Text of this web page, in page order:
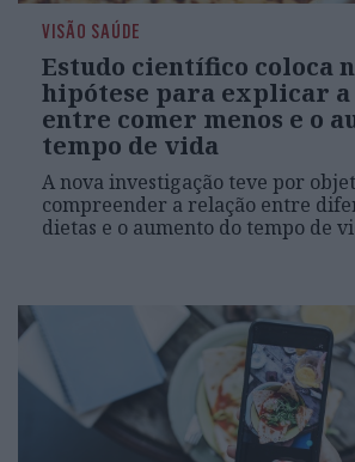
VISÃO SAÚDE
Estudo científico coloca
hipótese para explicar a
entre comer menos e o
tempo de vida
A nova investigação teve por
compreender a relação entre
dietas e o aumento do tempo de